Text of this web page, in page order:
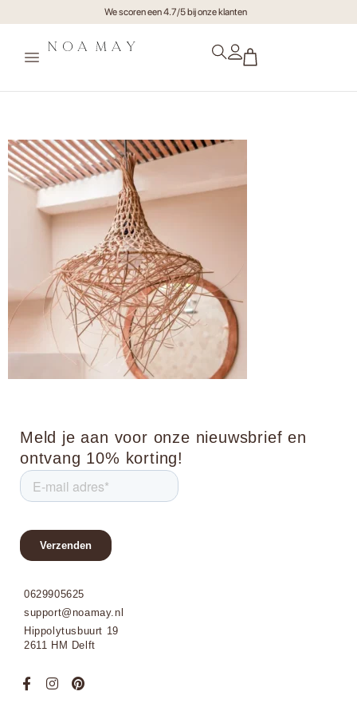
We scoren een 4.7/5 bij onze klanten
Meld je aan voor onze nieuwsbrief en
ontvang 10% korting!
0629905625
support@noamay.nl
Hippolytusbuurt 19
2611 HM Delft